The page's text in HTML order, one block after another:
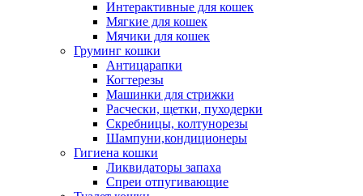
Интерактивные для кошек
Мягкие для кошек
Мячики для кошек
Груминг кошки
Антицарапки
Когтерезы
Машинки для стрижки
Расчески, щетки, пуходерки
Скребницы, колтунорезы
Шампуни,кондиционеры
Гигиена кошки
Ликвидаторы запаха
Спреи отпугивающие